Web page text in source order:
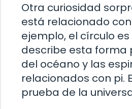
Otra curiosidad
está relacionado
ejemplo, el círculo
describe esta forma
del océano y las
relacionados con pi.
prueba de la